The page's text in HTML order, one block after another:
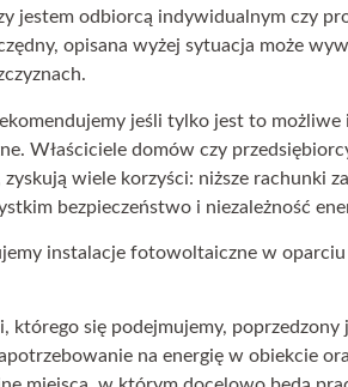
jestem odbiorcą indywidualnym czy
opisana wyżej sytuacja może
jeśli tylko jest to
Właściciele domów czy
wiele korzyści: niższe rachunki
bezpieczeństwo i niezależność
instalacje fotowoltaiczne w oparciu
którego się podejmujemy, poprzedzony
na energię w obiekcie